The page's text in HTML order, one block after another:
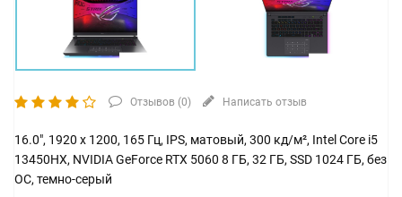
Отзывов (0) Написать отзыв
16.0", 1920 x 1200, 165 Гц, IPS, матовый, 300 кд/м², Intel Core i5
13450HX, NVIDIA GeForce RTX 5060 8 ГБ, 32 ГБ, SSD 1024 ГБ, без
ОС, темно-серый